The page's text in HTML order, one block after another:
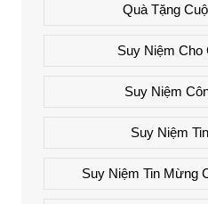
Quà Tặng
Suy Niệm Cho
Suy Niệm
Suy Niệm
Suy Niệm Tin Mừng